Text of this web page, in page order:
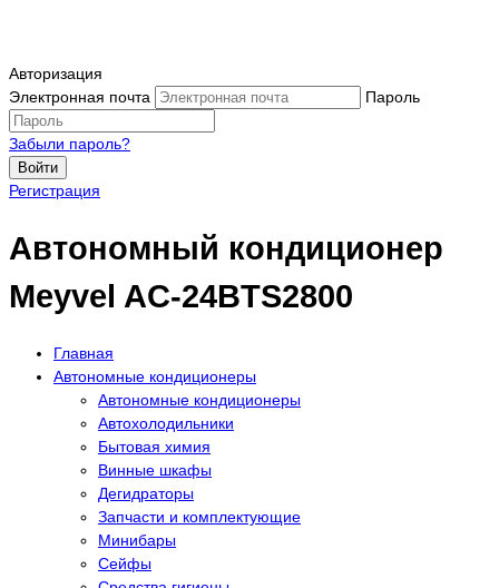
Авторизация
Электронная почта
Пароль
Забыли пароль?
Войти
Регистрация
Автономный кондиционер
Meyvel AC-24BTS2800
Главная
Автономные кондиционеры
Автономные кондиционеры
Автохолодильники
Бытовая химия
Винные шкафы
Дегидраторы
Запчасти и комплектующие
Минибары
Сейфы